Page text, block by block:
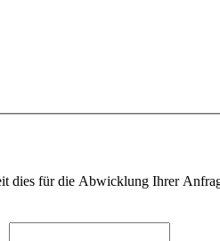
dies für die Abwicklung Ihrer